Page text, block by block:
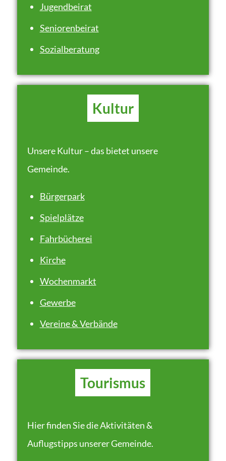
Jugendbeirat
Seniorenbeirat
Sozialberatung
Kultur
Unsere Kultur – das bietet unsere
Gemeinde.
Bürgerpark
Spielplätze
Fahrbücherei
Kirche
Wochenmarkt
Gewerbe
Vereine & Verbände
Tourismus
Hier finden Sie die Aktivitäten &
Auflugstipps unserer Gemeinde.